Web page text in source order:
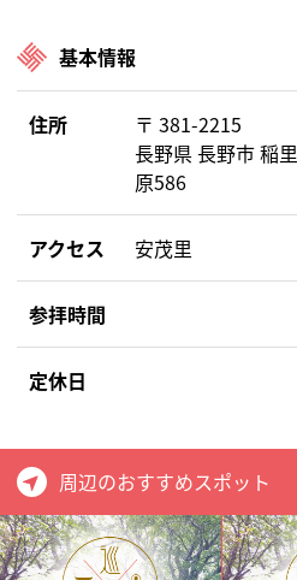
基本情報
住所
〒 381-2215
長野県 長野市 稲
原586
アクセス 安茂里
参拝時間
定休日
周辺のおすすめスポット